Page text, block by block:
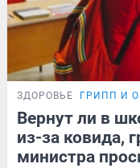
ЗДОРОВЬЕ ГРИПП И
Вернут ли в
из-за ковида,
министра